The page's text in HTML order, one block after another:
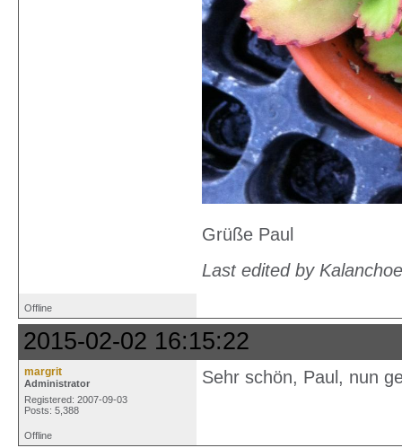
Grüße Paul
Last edited by
Offline
2015-02-02 16:15:22
margrit
Administrator
Registered: 2007-09-03
Posts: 5,388
Sehr schön, Paul, nun
Offline